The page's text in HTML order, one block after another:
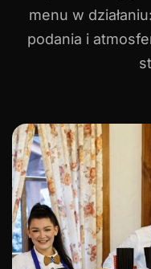
menu w
podania i